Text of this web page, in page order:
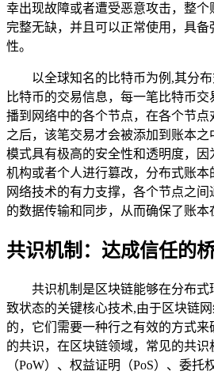
幸出现故障或者遭受恶意攻击，整
完整无缺，并且可以正常使用，具备
性。
以全球知名的比特币为例,其分
比特币的交易信息，每一笔比特币
播到网络中的各个节点，在各个节
之后，该笔交易才会被添加到账本
模式具有极高的安全性和透明度，
机构或者个人进行篡改，分布式账
网络技术的有力支撑，各个节点之
的数据传输和同步，从而确保了账本
共识机制：达成信任的
共识机制是区块链能够在分布
致状态的关键核心技术,由于区块链
的，它们需要一种行之有效的方式
的共识，在区块链领域，常见的共识
（PoW）、权益证明（PoS）、委托